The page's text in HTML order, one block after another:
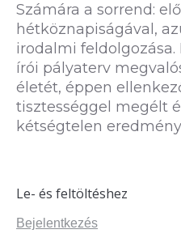
Számára a sorrend:
hétköznapiságával,
irodalmi
írói pályaterv
életét, éppen
tisztességgel megélt
kétségtelen
Le- és feltöltéshez
Bejelentkezés